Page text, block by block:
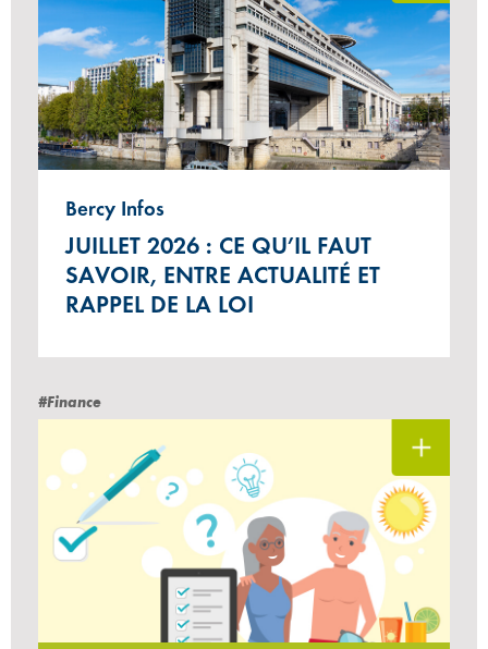
Bercy Infos
JUILLET 2026 : CE QU’IL FAUT
SAVOIR, ENTRE ACTUALITÉ ET
RAPPEL DE LA LOI
#Finance